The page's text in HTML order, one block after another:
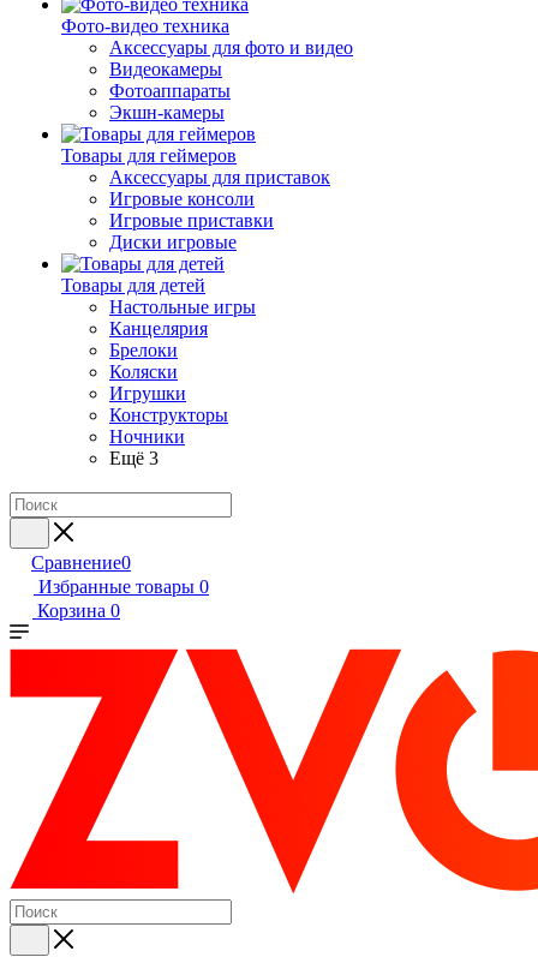
Фото-видео техника
Аксессуары для фото и видео
Видеокамеры
Фотоаппараты
Экшн-камеры
Товары для геймеров
Аксессуары для приставок
Игровые консоли
Игровые приставки
Диски игровые
Товары для детей
Настольные игры
Канцелярия
Брелоки
Коляски
Игрушки
Конструкторы
Ночники
Ещё 3
Сравнение0
Избранные товары 0
Корзина 0